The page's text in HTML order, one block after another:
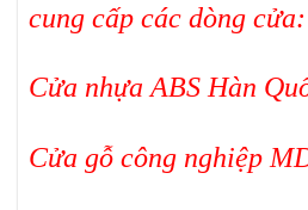
cung cấp các dòng cửa:
Cửa nhựa ABS Hàn
Cửa gỗ công nghiệp